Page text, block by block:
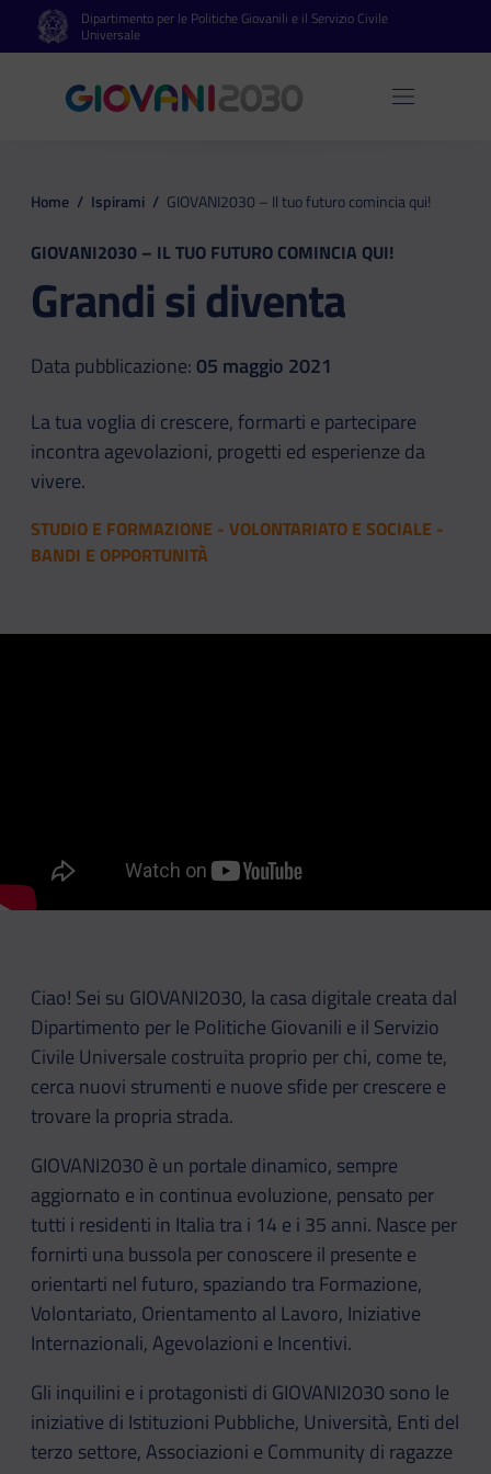
Vai al contenuto principale
Vai al footerDipartimento per le Politiche Giovanili e il Servizio Civile
Universale
Apri
Home / Ispirami / GIOVANI2030 – Il tuo futuro comincia qui!
GIOVANI2030 – IL TUO FUTURO COMINCIA QUI!
Grandi si diventa
Data pubblicazione:05 maggio 2021
La tua voglia di crescere, formarti e partecipare
incontra agevolazioni, progetti ed esperienze da
vivere.
STUDIO E FORMAZIONE - VOLONTARIATO E SOCIALE -
BANDI E OPPORTUNITÀ
Ciao! Sei su GIOVANI2030, la casa digitale creata dal
Dipartimento per le Politiche Giovanili e il Servizio
Civile Universale costruita proprio per chi, come te,
cerca nuovi strumenti e nuove sfide per crescere e
trovare la propria strada.
GIOVANI2030 è un portale dinamico, sempre
aggiornato e in continua evoluzione, pensato per
tutti i residenti in Italia tra i 14 e i 35 anni. Nasce per
fornirti una bussola per conoscere il presente e
orientarti nel futuro, spaziando tra Formazione,
Volontariato, Orientamento al Lavoro, Iniziative
Internazionali, Agevolazioni e Incentivi.
Gli inquilini e i protagonisti di GIOVANI2030 sono le
iniziative di Istituzioni Pubbliche, Università, Enti del
terzo settore, Associazioni e Community di ragazze